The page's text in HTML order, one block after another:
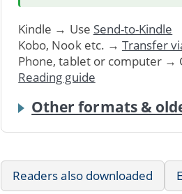
Kindle → Use Send-to-Kindle
Kobo, Nook etc. → Transfer
Phone, tablet or computer →
Reading guide
Other formats &
Readers also downloaded